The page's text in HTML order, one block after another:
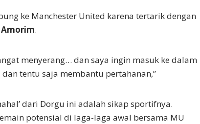
ke Manchester United karena tertarik dengan
Amorim.
menyerang… dan saya ingin masuk ke dalam
tentu saja membantu pertahanan,”
dari Dorgu ini adalah sikap sportifnya.
potensial di laga-laga awal bersama MU